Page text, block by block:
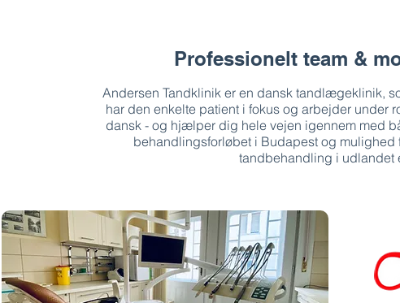
Professionelt team &
Andersen Tandklinik er en dansk tandlægeklinik,
har den enkelte patient i fokus og arbejder under
dansk - og hjælper dig hele vejen igennem med
behandlingsforløbet i Budapest og mulighed
tandbehandling i udlandet